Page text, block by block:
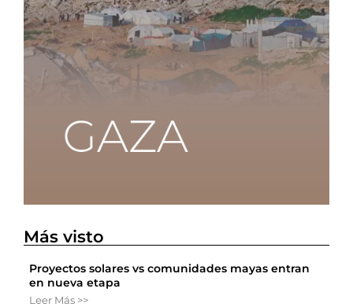
Más visto
Proyectos solares vs comunidades mayas entran
en nueva etapa
Leer Más >>